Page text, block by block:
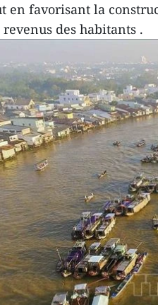
en favorisant la
revenus des habitants .